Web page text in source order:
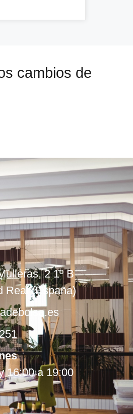
cambios de
2 1º B
Real (España)
16:00 a 19:00